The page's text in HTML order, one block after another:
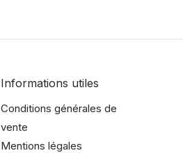
Informations utiles
Conditions générales de
vente
Mentions légales